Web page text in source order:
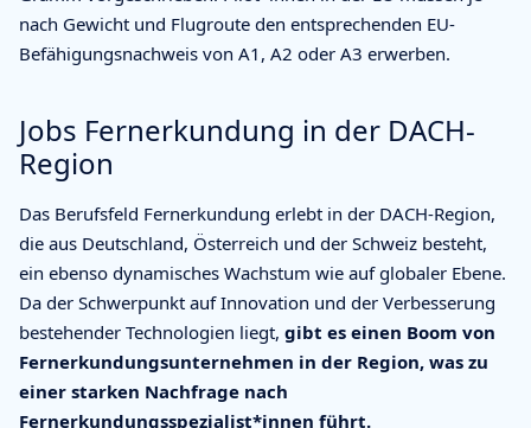
nach Gewicht und Flugroute den entsprechenden EU-
Befähigungsnachweis von A1, A2 oder A3 erwerben.
Jobs Fernerkundung in der DACH-
Region
Das Berufsfeld Fernerkundung erlebt in der DACH-Region,
die aus Deutschland, Österreich und der Schweiz besteht,
ein ebenso dynamisches Wachstum wie auf globaler Ebene.
Da der Schwerpunkt auf Innovation und der Verbesserung
bestehender Technologien liegt, gibt es einen Boom von
Fernerkundungsunternehmen in der Region, was zu
einer starken Nachfrage nach
Fernerkundungsspezialist*innen führt.